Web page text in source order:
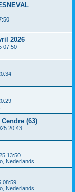
2026
07:50
(63)
20:43
13:50
Nederlands
08:59
Nederlands